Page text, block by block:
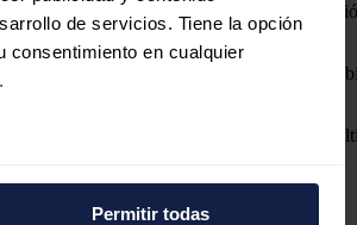
de servicios. Tiene la opción
consentimiento en cualquier
Permitir todas
y su interior. En el
, la
la limitación de circulación se extenderá
emisiones, sin incluir los ECO. Esta
el 44% de ellas.